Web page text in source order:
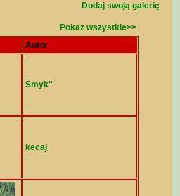
Dodaj swoją galerię
Pokaż wszystkie>>
Autor
Smyk"
kecaj